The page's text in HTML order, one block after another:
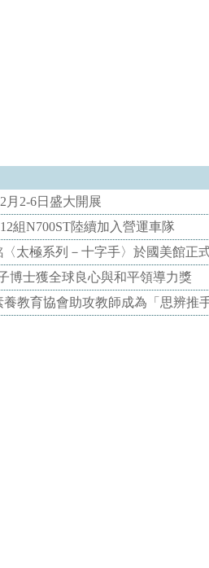
2-6日盛大開展
組N700ST陸續加入營運車隊
太極系列－十字手〉於國美館正
士獲全球良心與和平領導力獎
教育協會助攻教師成為「思辨推手